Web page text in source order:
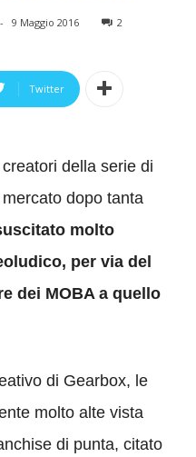
- 9 Maggio 2016 2
Twitter
della serie di
dopo tanta
molto
per via del
dei MOBA a quello
di Gearbox, le
molto alte vista
di punta, citato